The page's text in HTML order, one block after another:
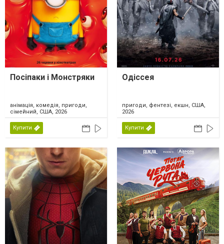
Посіпаки і Монстряки
анімація, комедія, пригоди,
сімейний, США, 2026
Купити
Одіссея
пригоди, фентезі, екшн, США,
2026
Купити